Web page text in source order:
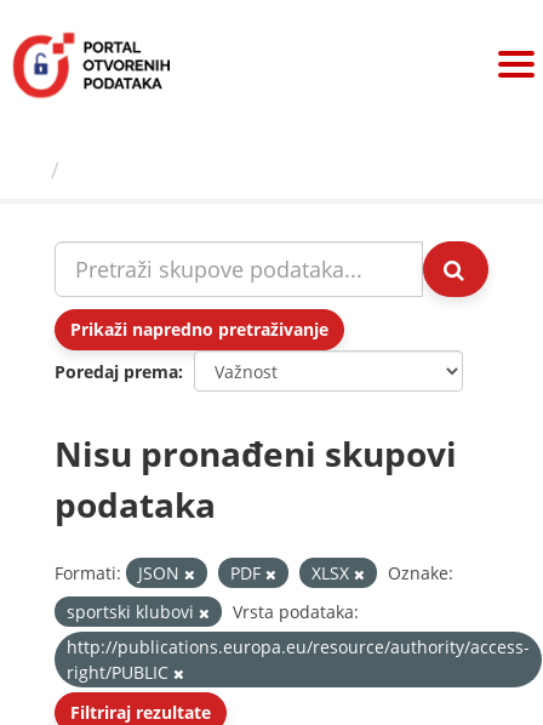
sadržaj
Prikaži napredno pretraživanje
Poredaj prema
Nisu pronađeni skupovi
podataka
Formati: JSON PDF XLSX
Oznake:
sportski klubovi
Vrsta podataka:
http://publications.europa.eu/resource/authority/access-
right/PUBLIC
Filtriraj rezultate